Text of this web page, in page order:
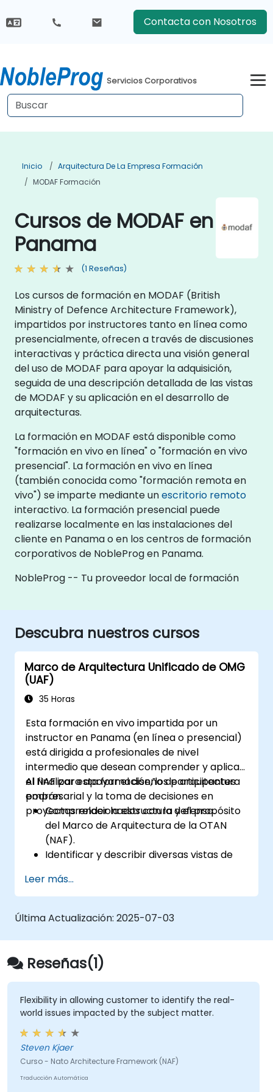
Contacta con Nosotros
Servicios Corporativos
Inicio
Arquitectura De La Empresa Formación
MODAF Formación
Cursos de MODAF en
Panama
(1 Reseñas)
Los cursos de formación en MODAF (British
Ministry of Defence Architecture Framework),
impartidos por instructores tanto en línea como
presencialmente, ofrecen a través de discusiones
interactivas y práctica directa una visión general
del uso de MODAF para apoyar la adquisición,
seguida de una descripción detallada de las vistas
de MODAF y su aplicación en el desarrollo de
arquitecturas.
La formación en MODAF está disponible como
"formación en vivo en línea" o "formación en vivo
presencial". La formación en vivo en línea
(también conocida como "formación remota en
vivo") se imparte mediante unescritorio remoto
interactivo. La formación presencial puede
realizarse localmente en las instalaciones del
cliente en Panama o en los centros de formación
corporativos de NobleProg en Panama.
NobleProg -- Tu proveedor local de formación
Descubra nuestros cursos
Marco de Arquitectura Unificado de OMG
(UAF)
35 Horas
Esta formación en vivo impartida por un
instructor en Panama (en línea o presencial)
está dirigida a profesionales de nivel
intermedio que desean comprender y aplicar
el NAF para apoyar el diseño de arquitectura
empresarial y la toma de decisiones en
proyectos relacionados con la defensa.
Al finalizar esta formación, los participantes
podrán:
Comprender la estructura y el propósito
del Marco de Arquitectura de la OTAN
(NAF).
Identificar y describir diversas vistas de
Mapear los requisitos de las partes
interesadas a los componentes
arquitectónicos.
Enterprise Architect para crear modelos
compatibles con el NAF.
Leer más...
Última Actualización: 2025-07-03
Reseñas(1)
Flexibility in allowing customer to identify the real-
world issues impacted by the subject matter.
Steven Kjaer
Curso - Nato Architecture Framework (NAF)
Traducción Automática